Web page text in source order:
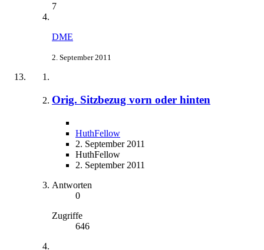
7
DME
2. September 2011
Orig. Sitzbezug vorn oder hinten
HuthFellow
2. September 2011
HuthFellow
2. September 2011
Antworten
0
Zugriffe
646